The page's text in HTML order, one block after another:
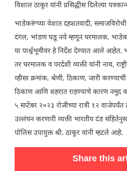
विशाल ठाकूर यांनी प्रसिद्धीस दिलेल्या
भाडेकरूंच्या वेशात दहशतवादी,
दंगल, भांडण घडू नये म्हणून घरमालक,
या पार्श्वभूमीवर हे निर्देश देण्यात आले
तर घरमालक व परदेशी व्यक्ती यांनी नाव,
व्हीसा क्रमांक, श्रेणी, ठिकाण, जारी
ठिकाण आणि शहरात राहण्याचे कारण
५ सप्टेंबर २०२३ रोजीच्या रात्री १२
उल्लंघन करणारी व्यक्ती भारतीय दंड
पोलिस उपायुक्त श्री. ठाकूर यांनी म्हटले आहे.
Share this